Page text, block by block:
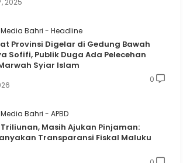
2025
Bahri Headline
Provinsi Digelar di Gedung Bawah
Sofifi, Publik Duga Ada Pelecehan
Syiar Islam
0
Bahri APBD
Masih Ajukan Pinjaman:
Transparansi Fiskal Maluku